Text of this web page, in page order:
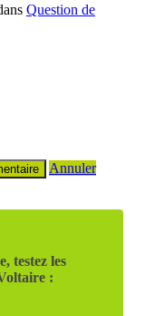
Question de
Annuler
testez les
: